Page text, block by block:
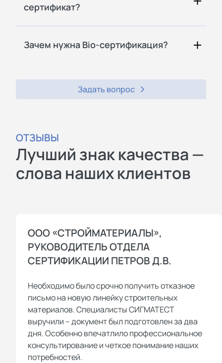
сертификат?
Зачем нужна Bio-сертификация?
Задать вопрос
ОТЗЫВЫ
Лучший знак качества —
слова наших клиентов
ООО «СТРОЙМАТЕРИАЛЫ»,
РУКОВОДИТЕЛЬ ОТДЕЛА
СЕРТИФИКАЦИИ ПЕТРОВ Д.В.
Необходимо было срочно получить отказное
письмо на новую линейку строительных
материалов. Специалисты СИГМАТЕСТ
выручили – документ был подготовлен за два
дня. Особенно впечатлило профессиональное
консультирование и четкое понимание наших
потребностей.